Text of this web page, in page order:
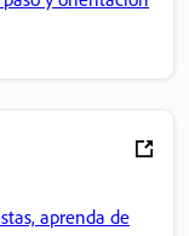
aprenda de